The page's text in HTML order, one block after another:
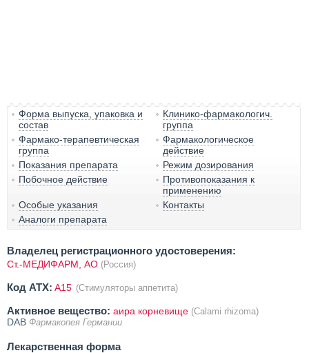
Форма выпуска, упаковка и
состав
Клинико-фармакологич.
группа
Фармако-терапевтическая
группа
Фармакологическое
действие
Показания препарата
Режим дозирования
Побочное действие
Противопоказания к
применению
Особые указания
Контакты
Аналоги препарата
Владелец регистрационного удостоверения:
Ст.-МЕДИФАРМ, АО (Россия)
Код ATX: A15 (Стимуляторы аппетита)
Активное вещество: аира корневище (Calami rhizoma)
DAB Фармакопея Германии
Лекарственная форма